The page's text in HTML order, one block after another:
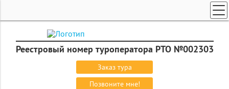
Реестровый номер туроператора РТО №002303
Заказ тура
Позвоните мне!
ПОИСК ТУРОВ
ГОРЯЩИЕ ТУРЫ
СТРАНЫ